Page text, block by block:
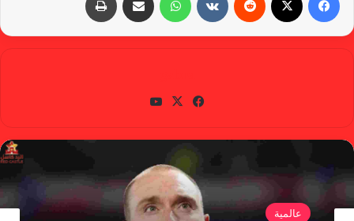
في
وك
X
عالمية